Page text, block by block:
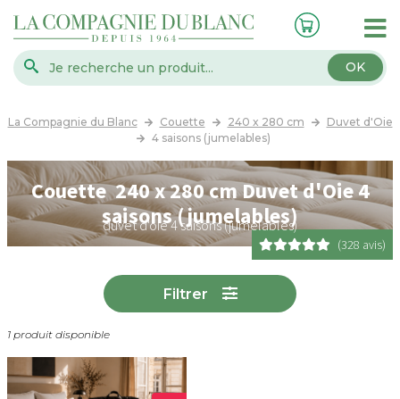
OK
La Compagnie du Blanc Couette 240 x 280 cm
Duvet d'Oie
4 saisons (jumelables)
Couette 240 x 280 cm Duvet d'Oie 4
saisons (jumelables)
duvet d'oie 4 saisons (jumelables)
(328 avis)
Filtrer
1 produit disponible